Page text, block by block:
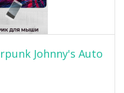
Johnny's Auto